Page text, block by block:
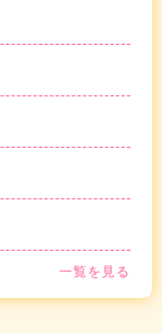
一覧を見る